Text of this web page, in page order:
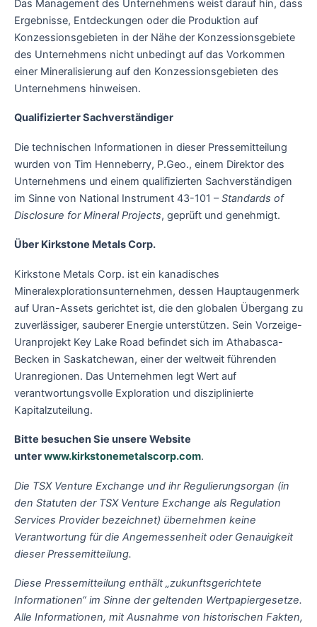
Das Management des Unternehmens weist darauf hin, dass
Ergebnisse, Entdeckungen oder die Produktion auf
Konzessionsgebieten in der Nähe der Konzessionsgebiete
des Unternehmens nicht unbedingt auf das Vorkommen
einer Mineralisierung auf den Konzessionsgebieten des
Unternehmens hinweisen.
Qualifizierter Sachverständiger
Die technischen Informationen in dieser Pressemitteilung
wurden von Tim Henneberry, P.Geo., einem Direktor des
Unternehmens und einem qualifizierten Sachverständigen
im Sinne von National Instrument 43-101 –Standards of
Disclosure for Mineral Projects, geprüft und genehmigt.
Über Kirkstone Metals Corp.
Kirkstone Metals Corp. ist ein kanadisches
Mineralexplorationsunternehmen, dessen Hauptaugenmerk
auf Uran-Assets gerichtet ist, die den globalen Übergang zu
zuverlässiger, sauberer Energie unterstützen. Sein Vorzeige-
Uranprojekt Key Lake Road befindet sich im Athabasca-
Becken in Saskatchewan, einer der weltweit führenden
Uranregionen. Das Unternehmen legt Wert auf
verantwortungsvolle Exploration und disziplinierte
Kapitalzuteilung.
Bitte besuchen Sie unsere Website
unterwww.kirkstonemetalscorp.com.
Die TSX Venture Exchange und ihr Regulierungsorgan (in
den Statuten der TSX Venture Exchange als Regulation
Services Provider bezeichnet) übernehmen keine
Verantwortung für die Angemessenheit oder Genauigkeit
dieser Pressemitteilung.
Diese Pressemitteilung enthält „zukunftsgerichtete
Informationen“ im Sinne der geltenden Wertpapiergesetze.
Alle Informationen, mit Ausnahme von historischen Fakten,